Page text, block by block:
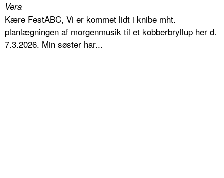
Vera
Kære FestABC, Vi er kommet lidt i knibe mht.
planlægningen af morgenmusik til et kobberbryllup her d.
7.3.2026. Min søster har...